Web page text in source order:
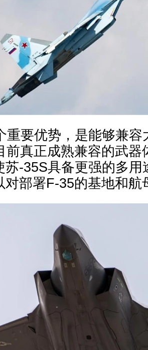
重要优势，是能够兼容
前真正成熟兼容的武器
苏-35S具备更强的多
对部署F-35的基地和航